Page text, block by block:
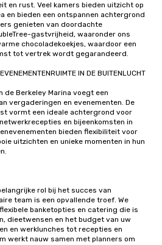
en rust. Veel kamers bieden uitzicht op
en bieden een ontspannen achtergrond
genieten van doordachte
gastvrijheid, waaronder ons
chocoladekoekjes, waardoor een
tot vertrek wordt gegarandeerd.
IN DE BUITENLUCHT
de Berkeley Marina voegt een
vergaderingen en evenementen. De
vormt een ideale achtergrond voor
en bijeenkomsten in
bieden flexibiliteit voor
uitzichten en unieke momenten in hun
rol bij het succes van
team is een opvallende troef. We
banketopties en catering die is
dieetwensen en het budget van uw
en werklunches tot recepties en
werkt nauw samen met planners om